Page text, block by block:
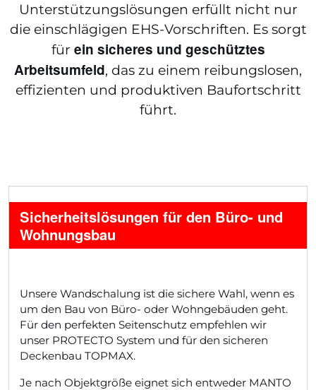
Unterstützungslösungen erfüllt nicht nur
die einschlägigen EHS-Vorschriften. Es sorgt
für ein sicheres und geschütztes
Arbeitsumfeld, das zu einem reibungslosen,
effizienten und produktiven Baufortschritt
führt.
Sicherheitslösungen für den Büro- und
Wohnungsbau
Unsere Wandschalung ist die sichere Wahl, wenn es
um den Bau von Büro- oder Wohngebäuden geht.
Für den perfekten Seitenschutz empfehlen wir
unser PROTECTO System und für den sicheren
Deckenbau TOPMAX.
Je nach Objektgröße eignet sich entweder MANTO